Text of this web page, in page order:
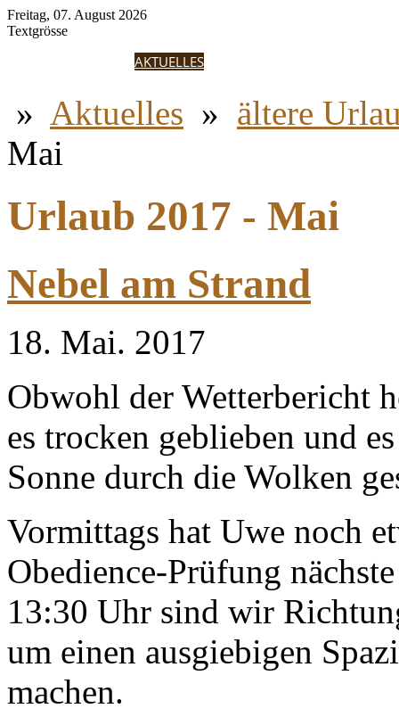
Freitag, 07. August 2026
Textgrösse
AKTUELLES
» Aktuelles » ältere
Mai
Urlaub 2017 - Mai
Nebel am Strand
18. Mai. 2017
Obwohl der Wetterbericht
es trocken geblieben und
Sonne durch die Wolken
Vormittags hat Uwe noch
Obedience-Prüfung
13:30 Uhr sind wir
um einen ausgiebigen
machen.